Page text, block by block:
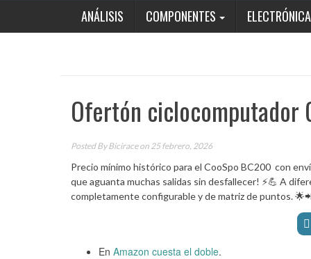
ANÁLISIS COMPONENTES ELECTRÓNICA
Ofertón ciclocomputador
Posted ByBiciraceon 25 febrero, 2026
Precio mínimo histórico para el CooSpo BC200 con
que aguanta muchas salidas sin desfallecer! ⚡💪 A
completamente configurable y de matriz de puntos.
En Amazon cuesta el doble.